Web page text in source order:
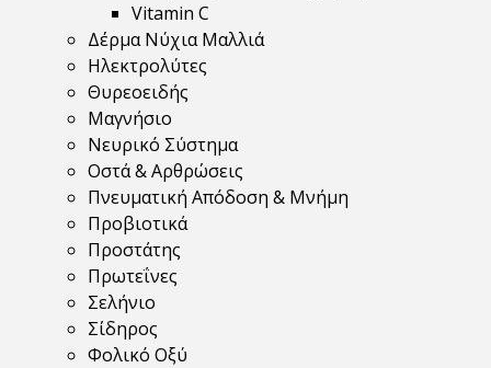
Vitamin C
Δέρμα Νύχια Μαλλιά
Ηλεκτρολύτες
Θυρεοειδής
Μαγνήσιο
Νευρικό Σύστημα
Οστά & Αρθρώσεις
Πνευματική Απόδοση & Μνήμη
Προβιοτικά
Προστάτης
Πρωτεΐνες
Σελήνιο
Σίδηρος
Φολικό Οξύ